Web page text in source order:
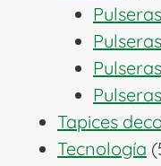
Tapices
Tecnología